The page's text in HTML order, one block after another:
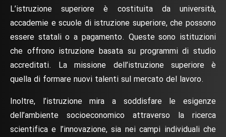
L’istruzione superiore è costituita da università,
accademie e scuole di istruzione superiore, che possono
essere statali o a pagamento. Queste sono istituzioni
che offrono istruzione basata su programmi di studio
accreditati. La missione dell’istruzione superiore è
quella di formare nuovi talenti sul mercato del lavoro.
Inoltre, l’istruzione mira a soddisfare le esigenze
dell’ambiente socioeconomico attraverso la ricerca
scientifica e l’innovazione, sia nei campi individuali che